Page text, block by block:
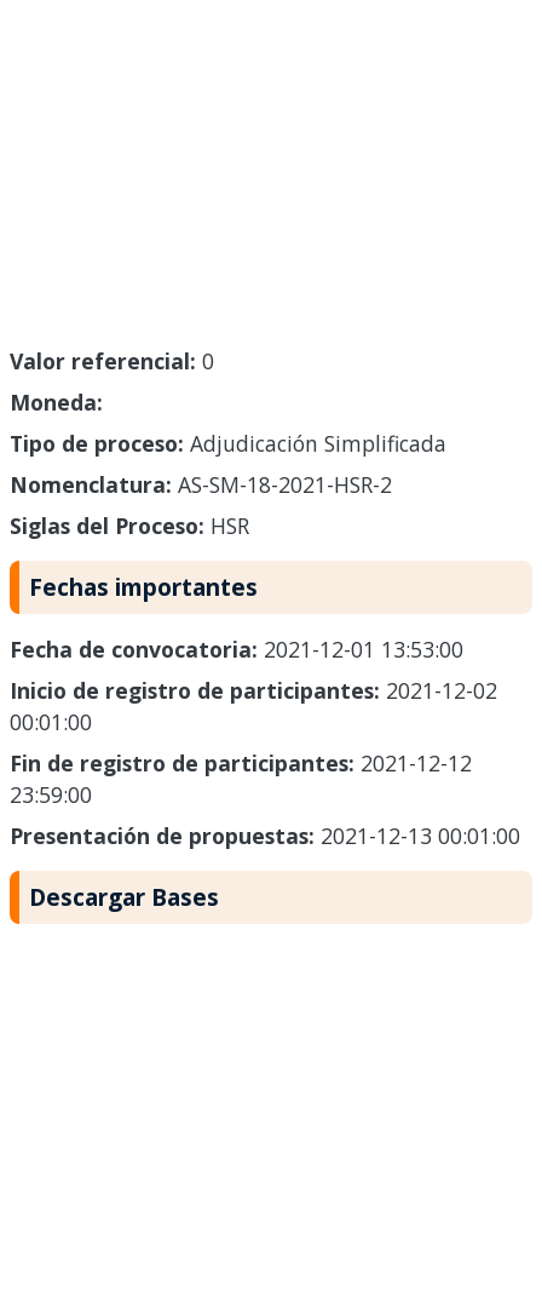
Valor referencial: 0
Moneda:
Tipo de proceso: Adjudicación Simplificada
Nomenclatura: AS-SM-18-2021-HSR-2
Siglas del Proceso: HSR
Fechas importantes
Fecha de convocatoria: 2021-12-01 13:53:00
Inicio de registro de participantes: 2021-12-02
00:01:00
Fin de registro de participantes: 2021-12-12
23:59:00
Presentación de propuestas: 2021-12-13 00:01:00
Descargar Bases